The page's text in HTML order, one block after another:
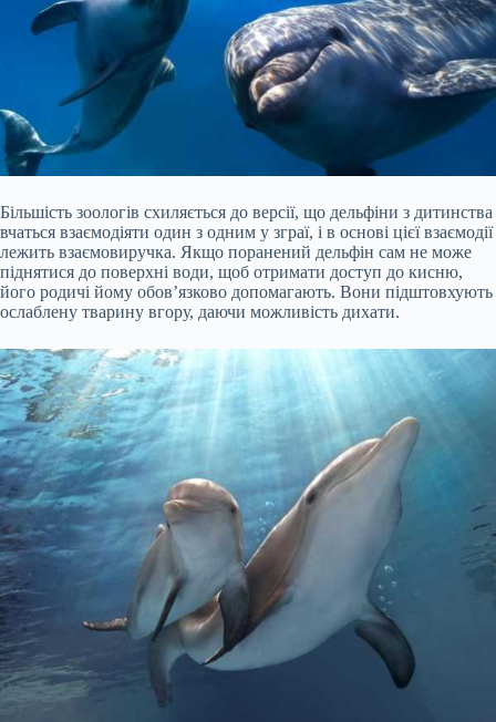
Більшість зоологів схиляється до версії, що дельфіни з дитинства
вчаться взаємодіяти один з одним у зграї, і в основі цієї взаємодії
лежить взаємовиручка. Якщо поранений дельфін сам не може
піднятися до поверхні води, щоб отримати доступ до кисню,
його родичі йому обов’язково допомагають. Вони підштовхують
ослаблену тварину вгору, даючи можливість дихати.